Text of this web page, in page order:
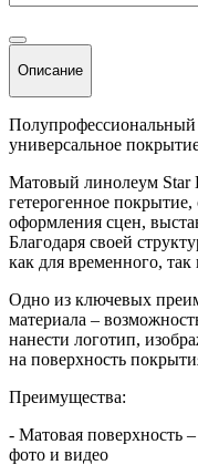
Описание
Полупрофессиональный
универсальное
Матовый линолеум Star
гетерогенное
оформления сцен,
Благодаря своей
как для временного,
Одно из ключевых
материала –
нанести логотип,
на поверхность
Преимущества:
- Матовая поверхность
фото и видео